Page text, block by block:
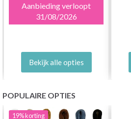
Aanbieding verloopt
31/08/2026
Bekijk alle opties
POPULAIRE OPTIES
19%korting